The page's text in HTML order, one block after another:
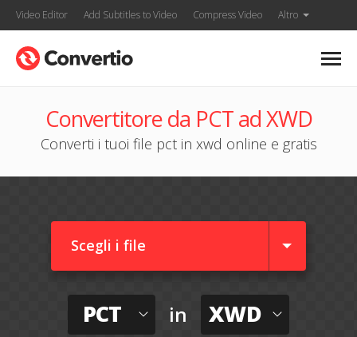
Video Editor Add Subtitles to Video Compress Video Altro
Convertitore da PCT ad XWD
Converti i tuoi file pct in xwd online e gratis
Scegli i file
PCT in XWD